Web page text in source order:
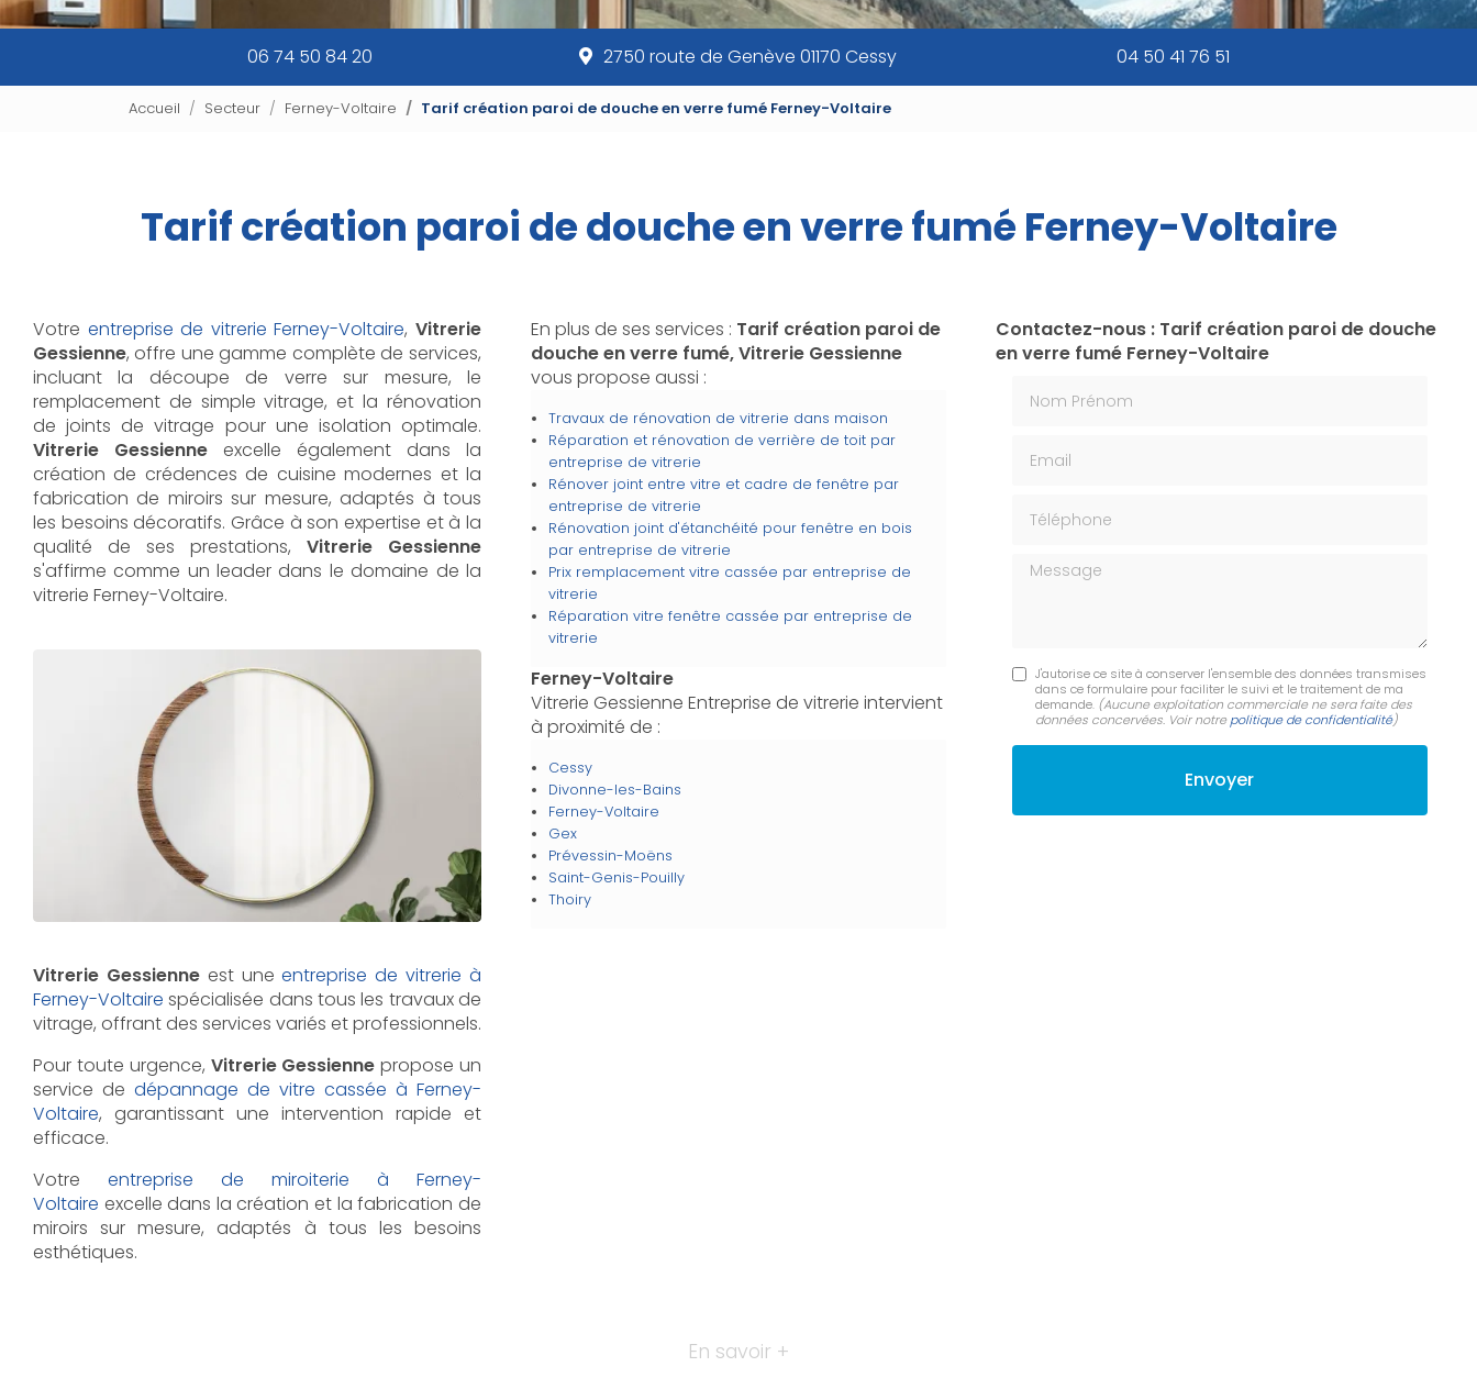
06 74 50 84 20 2750 route de Genève 01170 Cessy 04 50 41 76 51
Accueil Secteur Ferney-Voltaire Tarif création paroi de douche en verre fumé Ferney-Voltaire
Tarif création paroi de douche en verre fumé Ferney-Voltaire
Votre entreprise de vitrerie Ferney-Voltaire,Vitrerie
Gessienne, offre une gamme complète de services,
incluant la découpe de verre sur mesure, le
remplacement de simple vitrage, et la rénovation
de joints de vitrage pour une isolation optimale.
Vitrerie Gessienne excelle également dans la
création de crédences de cuisine modernes et la
fabrication de miroirs sur mesure, adaptés à tous
les besoins décoratifs. Grâce à son expertise et à la
qualité de ses prestations, Vitrerie Gessienne
s'affirme comme un leader dans le domaine de la
vitrerie Ferney-Voltaire.
Vitrerie Gessienneest uneentreprise de vitrerie à
Ferney-Voltaire spécialisée dans tous les travaux de
vitrage, offrant des services variés et professionnels.
Pour toute urgence, Vitrerie Gessienne propose un
service de dépannage de vitre cassée à Ferney-
Voltaire, garantissant une intervention rapide et
efficace.
Votre entreprise de miroiterie à Ferney-
Voltaire excelle dans la création et la fabrication de
miroirs sur mesure, adaptés à tous les besoins
esthétiques.
En plus de ses services : Tarif création paroi de
douche en verre fumé, Vitrerie Gessienne
vous propose aussi :
Travaux de rénovation de vitrerie dans maison
Réparation et rénovation de verrière de toit par
entreprise de vitrerie
Rénover joint entre vitre et cadre de fenêtre par
entreprise de vitrerie
Rénovation joint d'étanchéité pour fenêtre en bois
par entreprise de vitrerie
Prix remplacement vitre cassée par entreprise de
vitrerie
Réparation vitre fenêtre cassée par entreprise de
vitrerie
Ferney-Voltaire
Vitrerie Gessienne Entreprise de vitrerie intervient
à proximité de :
Cessy
Divonne-les-Bains
Ferney-Voltaire
Gex
Prévessin-Moëns
Saint-Genis-Pouilly
Thoiry
Contactez-nous : Tarif création paroi de douche
en verre fumé Ferney-Voltaire
Message
J'autorise ce site à conserver l'ensemble des données transmises
dans ce formulaire pour faciliter le suivi et le traitement de ma
demande. (Aucune exploitation commerciale ne sera faite des
données concervées. Voir notrepolitique de confidentialité)
En savoir +